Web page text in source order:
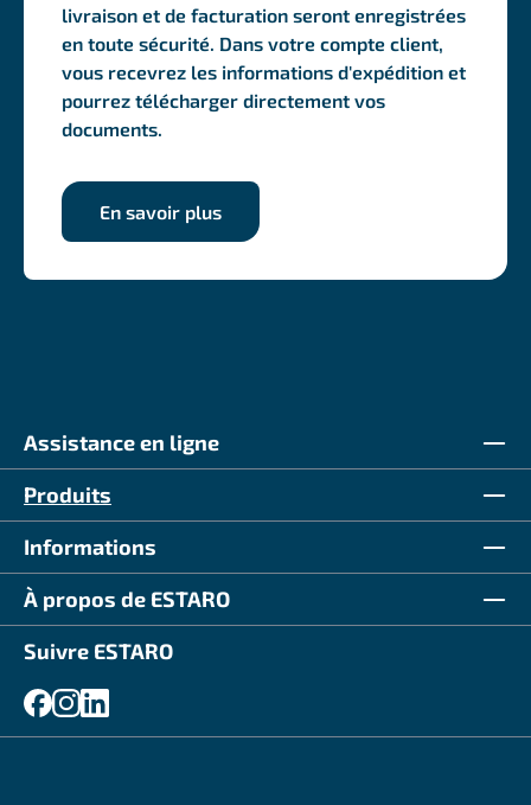
livraison et de facturation seront enregistrées
en toute sécurité. Dans votre compte client,
vous recevrez les informations d'expédition et
pourrez télécharger directement vos
documents.
En savoir plus
Assistance en ligne
Produits
Informations
À propos de ESTARO
Suivre ESTARO